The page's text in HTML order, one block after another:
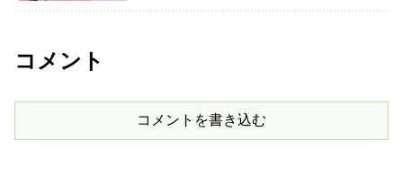
コメント
コメントを書き込む